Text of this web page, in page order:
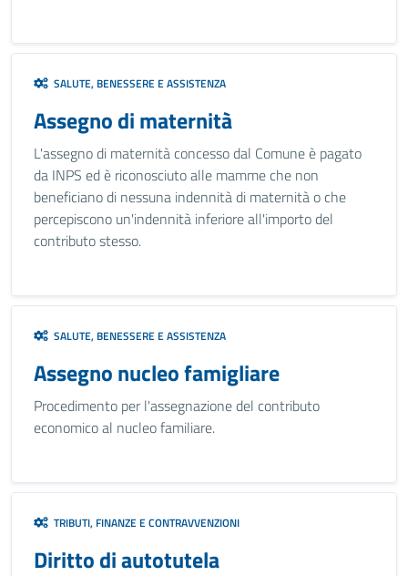
SALUTE, BENESSERE E ASSISTENZA
Assegno di maternità
L'assegno di maternità concesso dal Comune è pagato
da INPS ed è riconosciuto alle mamme che non
beneficiano di nessuna indennità di maternità o che
percepiscono un'indennità inferiore all'importo del
contributo stesso.
SALUTE, BENESSERE E ASSISTENZA
Assegno nucleo famigliare
Procedimento per l'assegnazione del contributo
economico al nucleo familiare.
TRIBUTI, FINANZE E CONTRAVVENZIONI
Diritto di autotutela